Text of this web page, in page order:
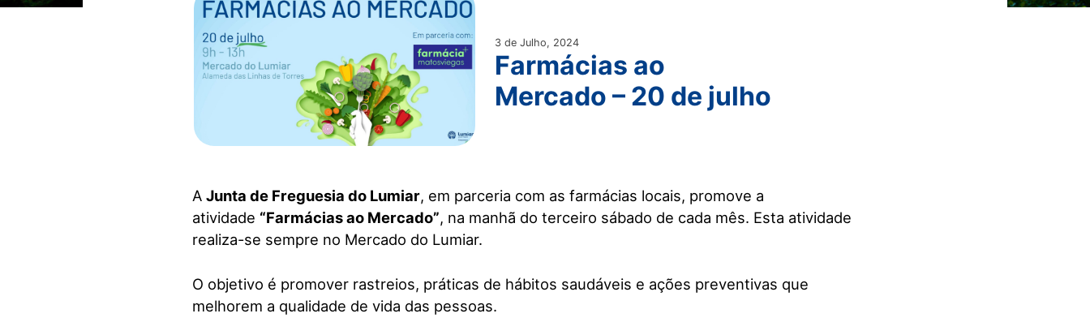
3 de Julho, 2024
Farmácias ao
Mercado – 20 de julho
A Junta de Freguesia do Lumiar, em parceria com as farmácias locais, promove a
atividade “Farmácias ao Mercado”, na manhã do terceiro sábado de cada mês. Esta atividade
realiza-se sempre no Mercado do Lumiar.
O objetivo é promover rastreios, práticas de hábitos saudáveis e ações preventivas que
melhorem a qualidade de vida das pessoas.